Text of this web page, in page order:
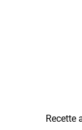
Recette